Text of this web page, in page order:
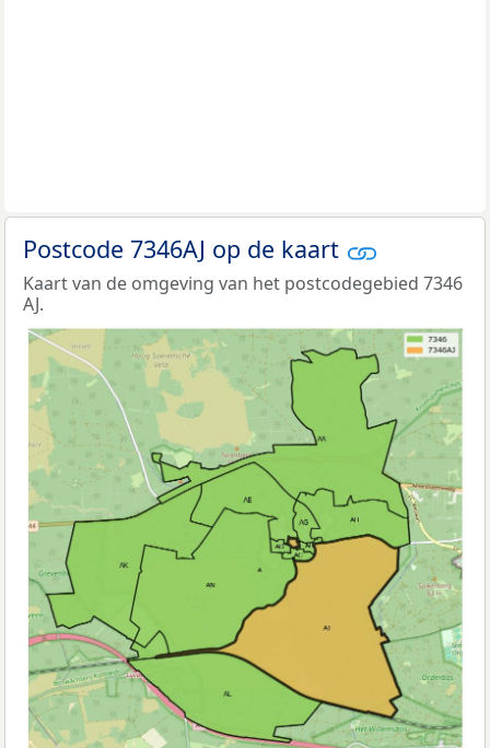
Postcode 7346AJ op de kaart
Kaart van de omgeving van het postcodegebied 7346
AJ.